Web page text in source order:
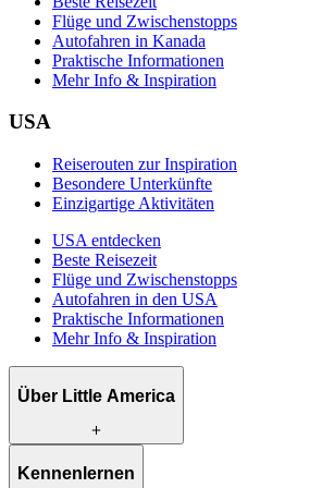
Flüge und Zwischenstopps
Autofahren in Kanada
Praktische Informationen
Mehr Info & Inspiration
USA
Reiserouten zur Inspiration
Besondere Unterkünfte
Einzigartige Aktivitäten
USA entdecken
Beste Reisezeit
Flüge und Zwischenstopps
Autofahren in den USA
Praktische Informationen
Mehr Info & Inspiration
Über Little America
Was wir anbieten
Kennenlernen